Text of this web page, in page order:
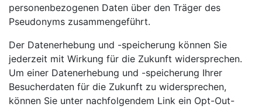
personenbezogenen Daten über den Träger des
Pseudonyms zusammengeführt.
Der Datenerhebung und -speicherung können Sie
jederzeit mit Wirkung für die Zukunft widersprechen.
Um einer Datenerhebung und -speicherung Ihrer
Besucherdaten für die Zukunft zu widersprechen,
können Sie unter nachfolgendem Link ein Opt-Out-